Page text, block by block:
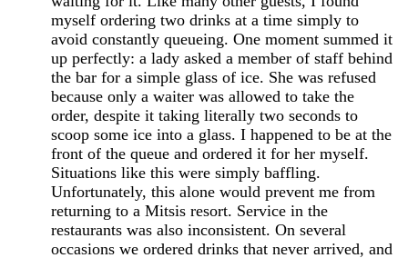
myself ordering two drinks at a time simply to
avoid constantly queueing. One moment summed it
up perfectly: a lady asked a member of staff behind
the bar for a simple glass of ice. She was refused
because only a waiter was allowed to take the
order, despite it taking literally two seconds to
scoop some ice into a glass. I happened to be at the
front of the queue and ordered it for her myself.
Situations like this were simply baffling.
Unfortunately, this alone would prevent me from
returning to a Mitsis resort. Service in the
restaurants was also inconsistent. On several
occasions we ordered drinks that never arrived, and